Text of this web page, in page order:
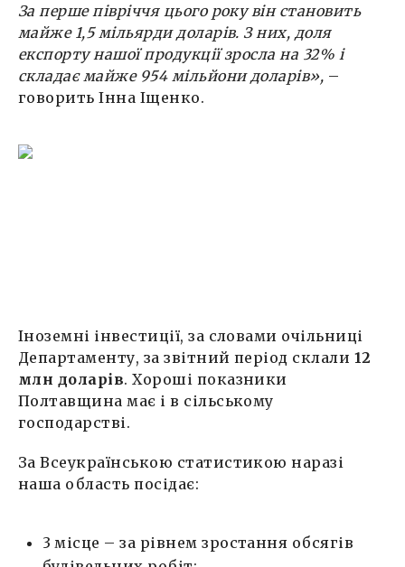
За перше півріччя цього року він становить
майже 1,5 мільярди доларів. З них, доля
експорту нашої продукції зросла на 32% і
складає майже 954 мільйони доларів», –
говорить Інна Іщенко.
Іноземні інвестиції, за словами очільниці
Департаменту, за звітний період склали 12
млн доларів. Хороші показники
Полтавщина має і в сільському
господарстві.
За Всеукраїнською статистикою наразі
наша область посідає:
3 місце – за рівнем зростання обсягів